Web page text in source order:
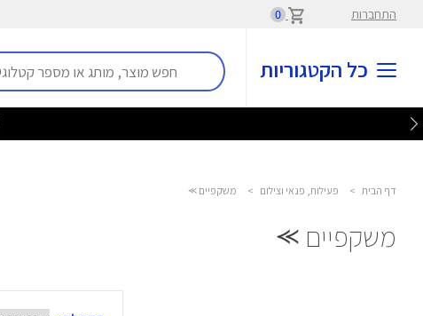
התחברות 0
כל הקטגוריות
דף הבית > פעילות, פנאי וצילום > משקפיים ⪼
משקפיים ⪼